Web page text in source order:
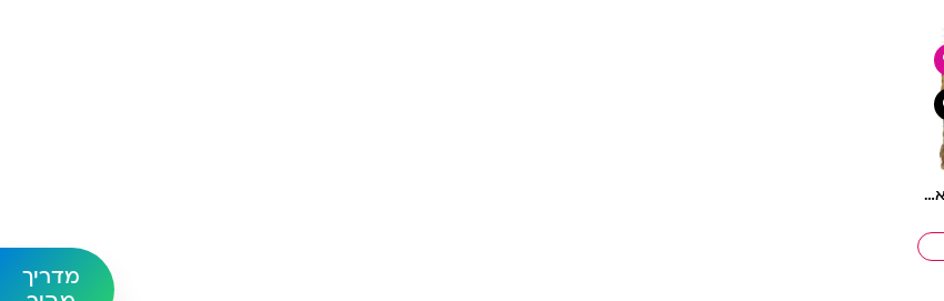
מדריך
פוסטר ‘חלון- מלאה הארץ דעה’ | חלונות גלות וגאולה
צפייה מהירה